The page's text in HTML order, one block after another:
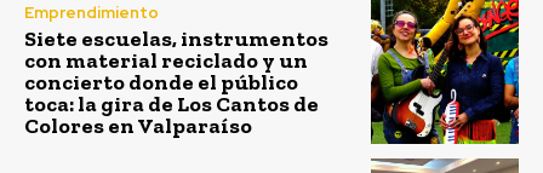
Emprendimiento
Siete escuelas, instrumentos
con material reciclado y un
concierto donde el público
toca: la gira de Los Cantos de
Colores en Valparaíso